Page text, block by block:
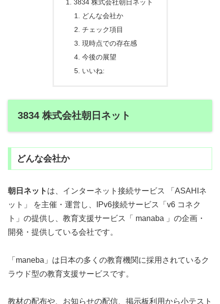
3834 株式会社朝日ネット
どんな会社か
チェック項目
現時点での存在感
今後の展望
いいね:
3834 株式会社朝日ネット
どんな会社か
朝日ネット は、インターネット接続サービス 「ASAHIネ
ット」 を主催・運営し、IPv6接続サービス「v6 コネク
ト」の提供し、教育支援サービス「 manaba 」の企画・
開発・提供している会社です。
「maneba」は日本の多くの教育機関に採用されているク
ラウド型の教育支援サービスです。
教材の配布や、お知らせの配信、掲示板利用から小テスト